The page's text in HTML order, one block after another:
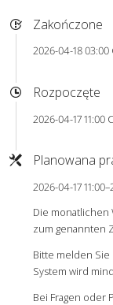
Zakończone
2026-04-18 03:00
Rozpoczęte
2026-04-17 11:00
Planowana
2026-04-17
Die monatlichen
zum genannten
Bitte melden Sie
System wird
Bei Fragen oder